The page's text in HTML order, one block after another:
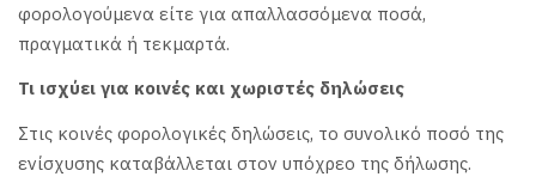
φορολογούμενα είτε για απαλλασσόμενα ποσά,
πραγματικά ή τεκμαρτά.
Τι ισχύει για κοινές και χωριστές δηλώσεις
Στις κοινές φορολογικές δηλώσεις, το συνολικό ποσό της
ενίσχυσης καταβάλλεται στον υπόχρεο της δήλωσης.